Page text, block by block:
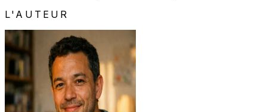
L'AUTEUR